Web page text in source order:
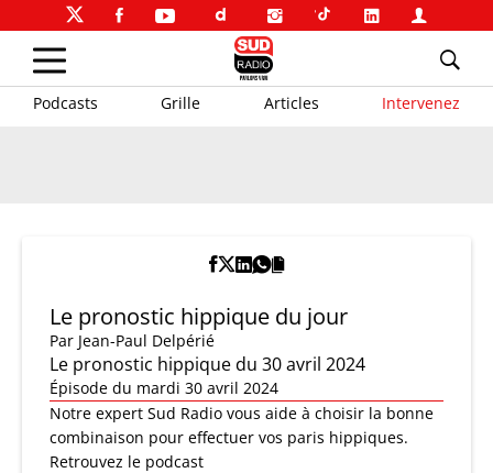
Podcasts Grille Articles Intervenez
Le pronostic hippique du jour
Par Jean-Paul Delpérié
Le pronostic hippique du 30 avril 2024
Épisode du mardi 30 avril 2024
Notre expert Sud Radio vous aide à choisir la bonne
combinaison pour effectuer vos paris hippiques.
Retrouvez le podcast